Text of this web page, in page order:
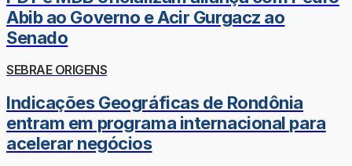
Abib ao Governo e Acir Gurgacz ao
Senado
SEBRAE ORIGENS
Indicações Geográficas de Rondônia
entram em programa internacional para
acelerar negócios